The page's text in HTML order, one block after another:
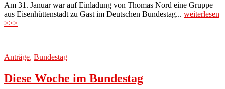
Am 31. Januar war auf Einladung von Thomas Nord eine Gruppe
aus Eisenhüttenstadt zu Gast im Deutschen Bundestag... weiterlesen
>>>
Anträge, Bundestag
Diese Woche im Bundestag